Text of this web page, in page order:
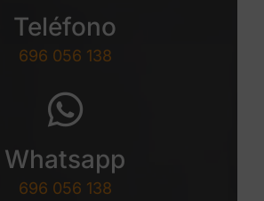
Teléfono
696 056 138
Whatsapp
696 056 138